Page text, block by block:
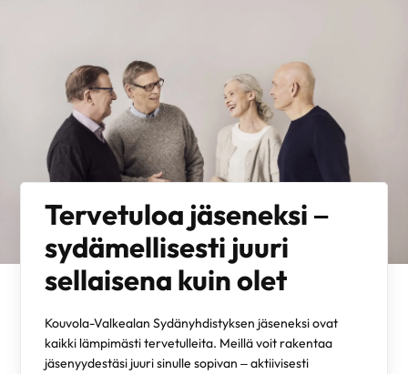
Tervetuloa jäseneksi –
sydämellisesti juuri
sellaisena kuin olet
Kouvola-Valkealan Sydänyhdistyksen jäseneksi ovat
kaikki lämpimästi tervetulleita. Meillä voit rakentaa
jäsenyydestäsi juuri sinulle sopivan – aktiivisesti